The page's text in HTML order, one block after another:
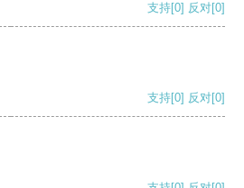
支持[0] 反对[0]
支持[0] 反对[0]